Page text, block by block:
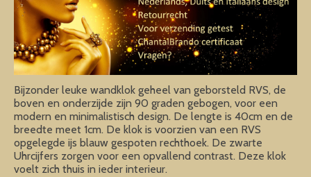
Bijzonder leuke wandklok geheel van geborsteld RVS, de
boven en onderzijde zijn 90 graden gebogen, voor een
modern en minimalistisch design. De lengte is 40cm en de
breedte meet 1cm. De klok is voorzien van een RVS
opgelegde ijs blauw gespoten rechthoek. De zwarte
Uhrcijfers zorgen voor een opvallend contrast. Deze klok
voelt zich thuis in ieder interieur.